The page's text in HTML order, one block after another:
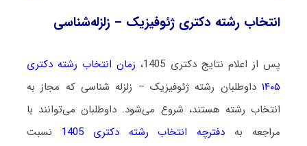
انتخاب رشته دکتری ژئوفیزیک – زلزله‌شناسی
پس از اعلام نتایج دکتری 1405،
زمان انتخاب رشته دکتری
۱۴۰۵داوطلبان رشته ژئوفیزیک – زلزله‌ شناسی که مجاز به
انتخاب رشته هستند، شروع می‌شود. داوطلبان می‌توانند با
مراجعه به دفترچه انتخاب رشته دکتری 1405
نسبت